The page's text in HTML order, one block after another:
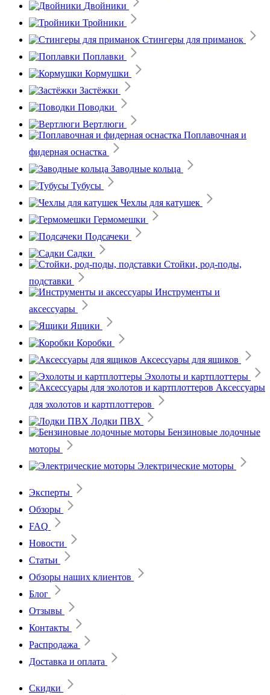
Двойники
Тройники
Стингеры для приманок
Поплавки
Кормушки
Застёжки
Поводки
Вертлюги
Поплавочная и
фидерная оснастка
Заводные кольца
Тубусы
Чехлы для катушек
Гермомешки
Подсачеки
Садки
Стойки, род-поды,
подставки
Инструменты и
аксессуары
Ящики
Коробки
Аксессуары для ящиков
Эхолоты и картплоттеры
Аксессуары
для эхолотов и картплоттеров
Лодки ПВХ
Бензиновые лодочные
моторы
Электрические моторы
Эксперты
Обзоры
FAQ
Новости
Статьи
Обзоры наших клиентов
Блог
Отзывы
Контакты
Распродажа
Доставка и оплата
Скидки